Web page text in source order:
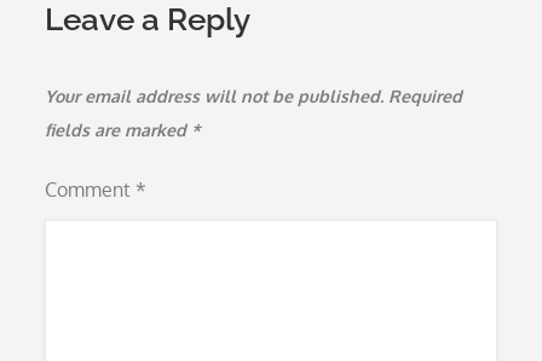
Leave a Reply
Your email address will not be published. Required
fields are marked *
Comment *